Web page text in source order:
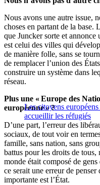
Nous avons une autre issue,
choses en partant de la base.
que Juncker sorte et
est celui des villes qui
de manière folle, sans se
de remplacer l’union des
construire un système dans
réseau.
Les citoyens
accueillir les réfugiés
Plus une « Europe des
européenne » ?
D’une part, l’erreur des
sociaux, de tout voir en
famille, sans nation, sans
battus pour les droits de tous,
monde était composé de
ce serait une erreur de
importante est l’État.